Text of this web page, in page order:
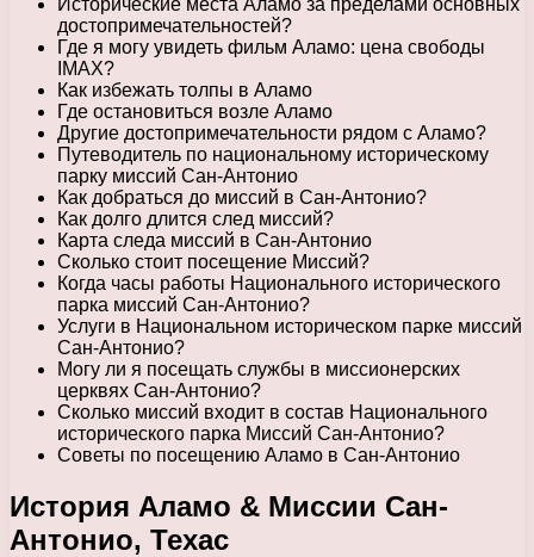
достопримечательностей?
Где я могу увидеть фильм Аламо: цена свободы
IMAX?
Как избежать толпы в Аламо
Где остановиться возле Аламо
Другие достопримечательности рядом с Аламо?
Путеводитель по национальному историческому
парку миссий Сан-Антонио
Как добраться до миссий в Сан-Антонио?
Как долго длится след миссий?
Карта следа миссий в Сан-Антонио
Сколько стоит посещение Миссий?
Когда часы работы Национального исторического
парка миссий Сан-Антонио?
Услуги в Национальном историческом парке миссий
Сан-Антонио?
Могу ли я посещать службы в миссионерских
церквях Сан-Антонио?
Сколько миссий входит в состав Национального
исторического парка Миссий Сан-Антонио?
Советы по посещению Аламо в Сан-Антонио
История Аламо & Миссии Сан-
Антонио, Техас